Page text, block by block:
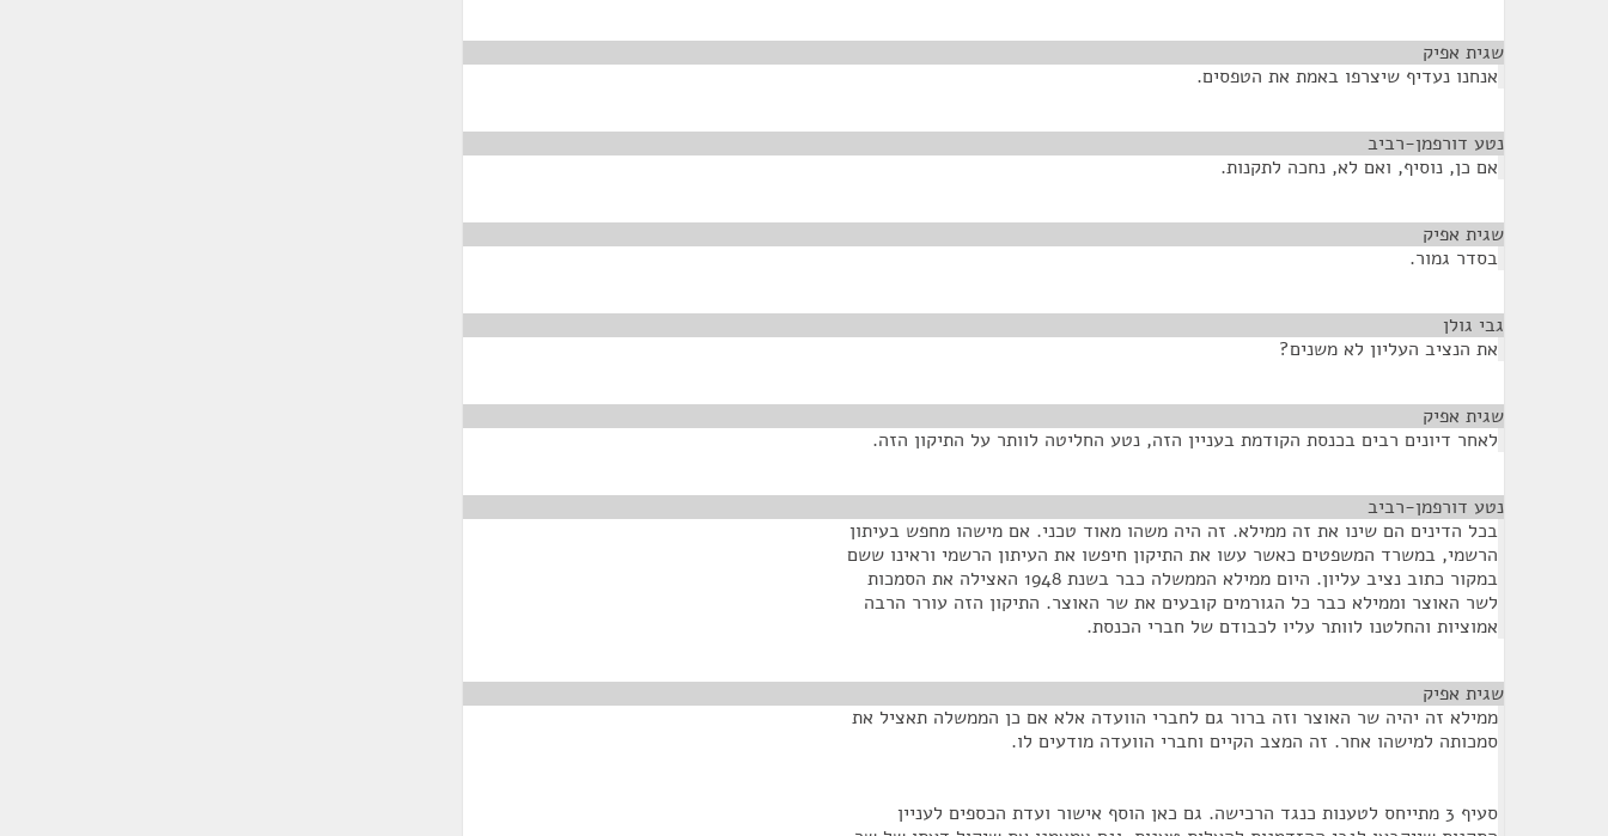
שגית אפיק
אנחנו נעדיף שיצרפו באמת את הטפסים.
נטע דורפמן-רביב
אם כן, נוסיף, ואם לא, נחכה לתקנות.
שגית אפיק
בסדר גמור.
גבי גולן
את הנציב העליון לא משנים?
שגית אפיק
לאחר דיונים רבים בכנסת הקודמת בעניין הזה, נטע החליטה לוותר על התיקון הזה.
נטע דורפמן-רביב
בכל הדינים הם שינו את זה ממילא. זה היה משהו מאוד טכני. אם מישהו מחפש בעיתון
הרשמי, במשרד המשפטים כאשר עשו את התיקון חיפשו את העיתון הרשמי וראינו ששם
במקור כתוב נציב עליון. היום ממילא הממשלה כבר בשנת 1948 האצילה את הסמכות
לשר האוצר וממילא כבר כל הגורמים קובעים את שר האוצר. התיקון הזה עורר הרבה
אמוציות והחלטנו לוותר עליו לכבודם של חברי הכנסת.
שגית אפיק
ממילא זה יהיה שר האוצר וזה ברור גם לחברי הוועדה אלא אם כן הממשלה תאציל את
סמכותה למישהו אחר. זה המצב הקיים וחברי הוועדה מודעים לו.
סעיף 3 מתייחס לטענות כנגד הרכישה. גם כאן הוסף אישור ועדת הכספים לעניין